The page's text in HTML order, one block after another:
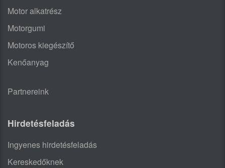
Motor alkatrész
Motorgumi
Motoros kiegészítő
Kenőanyag
Partnereink
Hirdetésfeladás
Ingyenes hirdetésfeladás
Kereskedőknek